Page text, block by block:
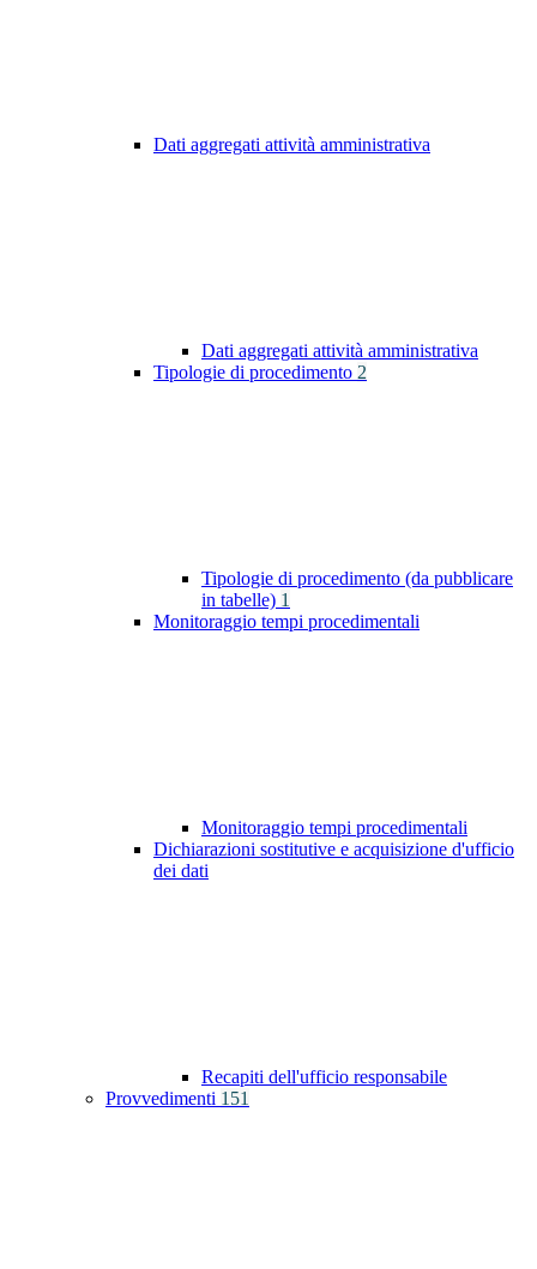
Dati aggregati attività amministrativa
Dati aggregati attività amministrativa
Tipologie di procedimento 2
Tipologie di procedimento (da pubblicare
in tabelle) 1
Monitoraggio tempi procedimentali
Monitoraggio tempi procedimentali
Dichiarazioni sostitutive e acquisizione d'ufficio
dei dati
Recapiti dell'ufficio responsabile
Provvedimenti 151